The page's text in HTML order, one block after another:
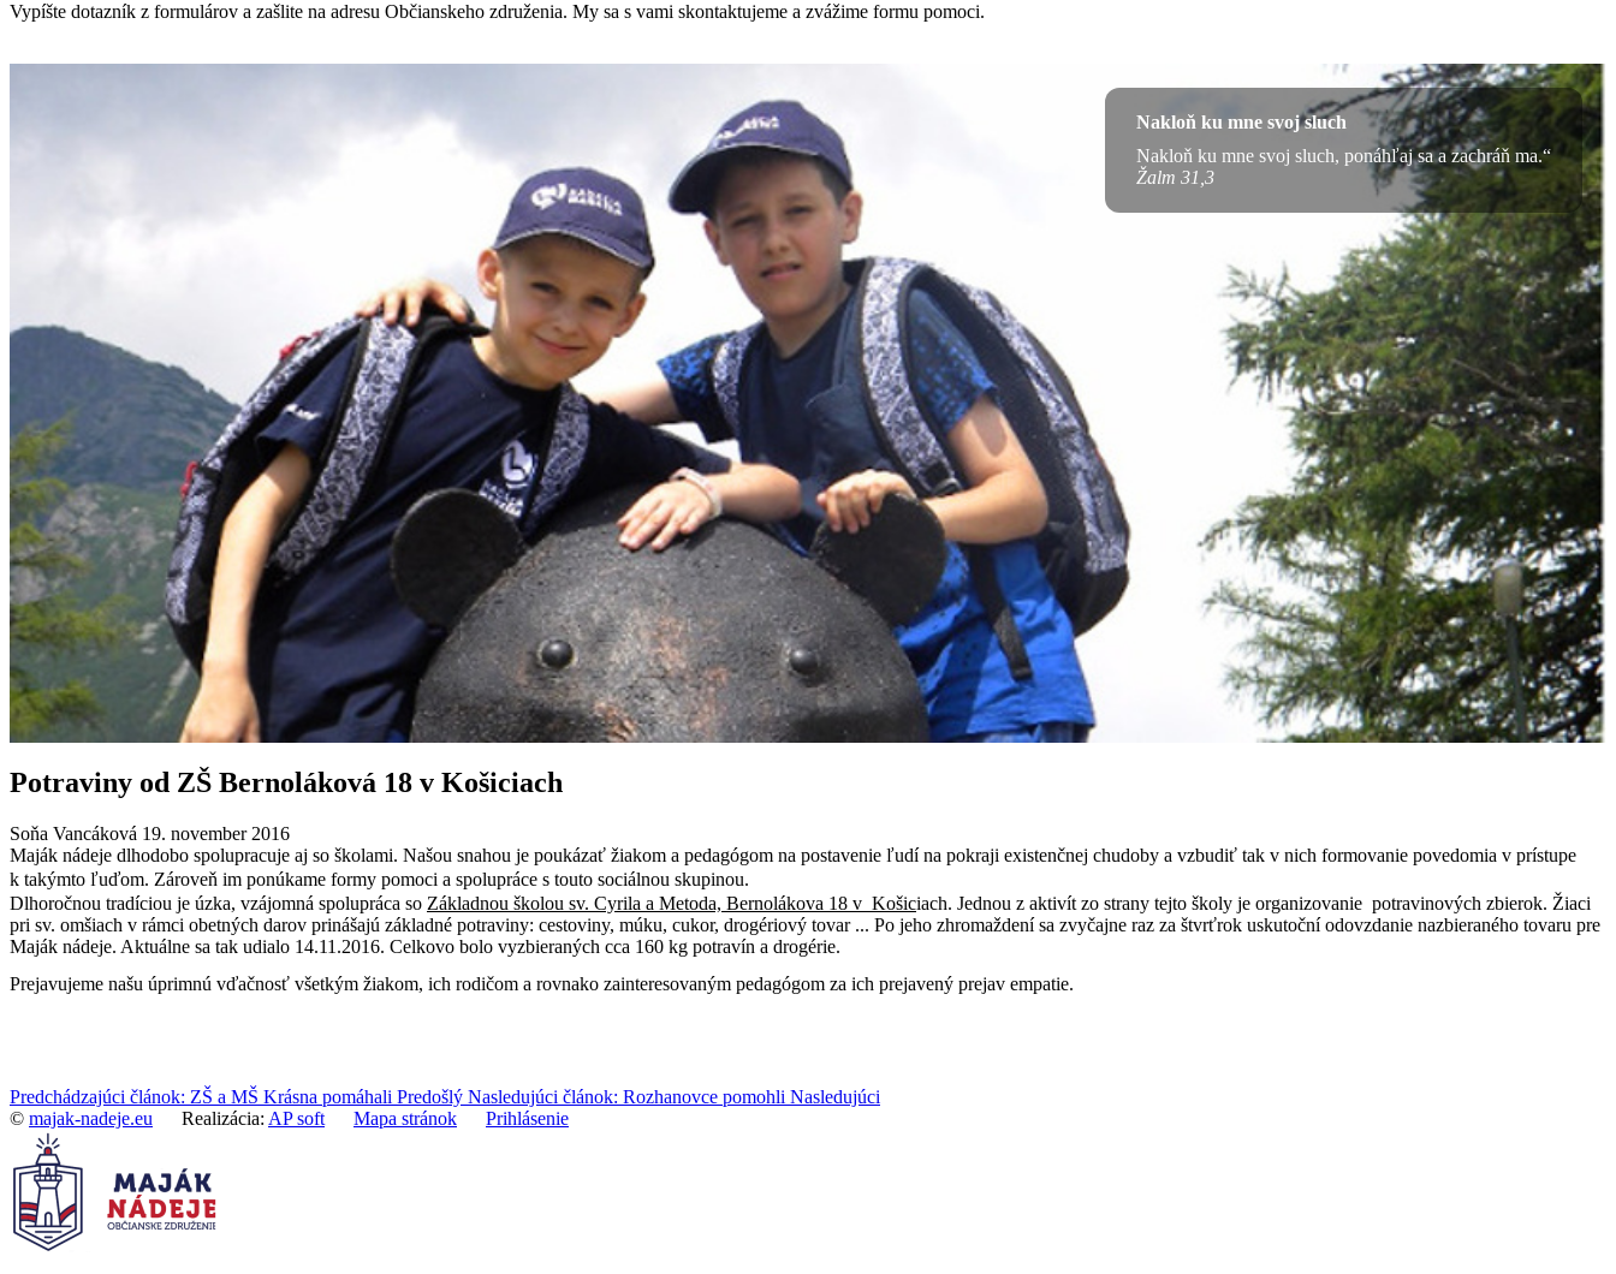
Vypíšte dotazník z formulárov a zašlite na adresu Občianskeho združenia. My sa s vami skontaktujeme a zvážime formu pomoci.
Nakloň ku mne svoj sluch
Nakloň ku mne svoj sluch, ponáhľaj sa a zachráň ma.“
Žalm 31,3
Potraviny od ZŠ Bernoláková 18 v Košiciach
Soňa Vancáková 19. november 2016
Maják nádeje dlhodobo spolupracuje aj so školami. Našou snahou je poukázať žiakom a pedagógom na postavenie ľudí na pokraji existenčnej chudoby a vzbudiť tak v nich formovanie povedomia v prístupe
k takýmto ľuďom. Zároveň im ponúkame formy pomoci a spolupráce s touto sociálnou skupinou.
Dlhoročnou tradíciou je úzka, vzájomná spolupráca so Základnou školou sv. Cyrila a Metoda, Bernolákova 18 v Košiciach. Jednou z aktivít zo strany tejto školy je organizovanie potravinových zbierok. Žiaci
pri sv. omšiach v rámci obetných darov prinášajú základné potraviny: cestoviny, múku, cukor, drogériový tovar ... Po jeho zhromaždení sa zvyčajne raz za štvrťrok uskutoční odovzdanie nazbieraného tovaru pre
Maják nádeje. Aktuálne sa tak udialo 14.11.2016. Celkovo bolo vyzbieraných cca 160 kg potravín a drogérie.
Prejavujeme našu úprimnú vďačnosť všetkým žiakom, ich rodičom a rovnako zainteresovaným pedagógom za ich prejavený prejav empatie.
Predchádzajúci článok: ZŠ a MŠ Krásna pomáhali Predošlý Nasledujúci článok: Rozhanovce pomohli Nasledujúci
© majak-nadeje.eu Realizácia: AP soft Mapa stránok Prihlásenie